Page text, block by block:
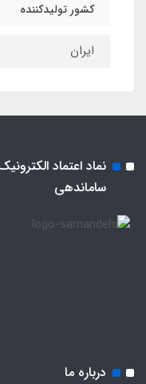
کشور تولیدکننده
ایران
نماد اعتماد
ساماندهی
درباره ما